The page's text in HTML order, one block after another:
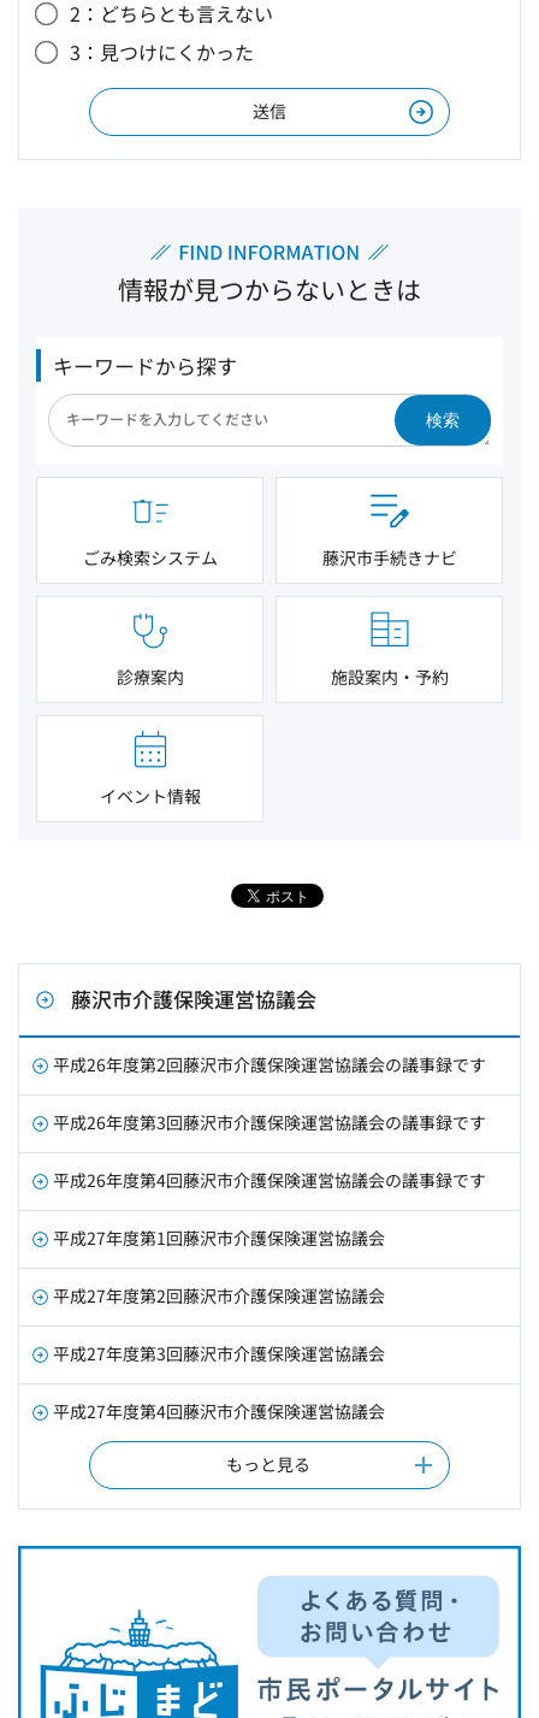
2：どちらとも言えない
3：見つけにくかった
情報が見つからないときは
キーワードから探す
検索
ごみ検索システム 藤沢市手続きナビ
診療案内 施設案内・予約
イベント情報
藤沢市介護保険運営協議会
平成26年度第2回藤沢市介護保険運営協議会の議事録です
平成26年度第3回藤沢市介護保険運営協議会の議事録です
平成26年度第4回藤沢市介護保険運営協議会の議事録です
平成27年度第1回藤沢市介護保険運営協議会
平成27年度第2回藤沢市介護保険運営協議会
平成27年度第3回藤沢市介護保険運営協議会
平成27年度第4回藤沢市介護保険運営協議会
もっと見る